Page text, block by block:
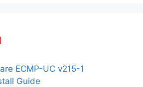
ECMP-UC v215-1
Guide